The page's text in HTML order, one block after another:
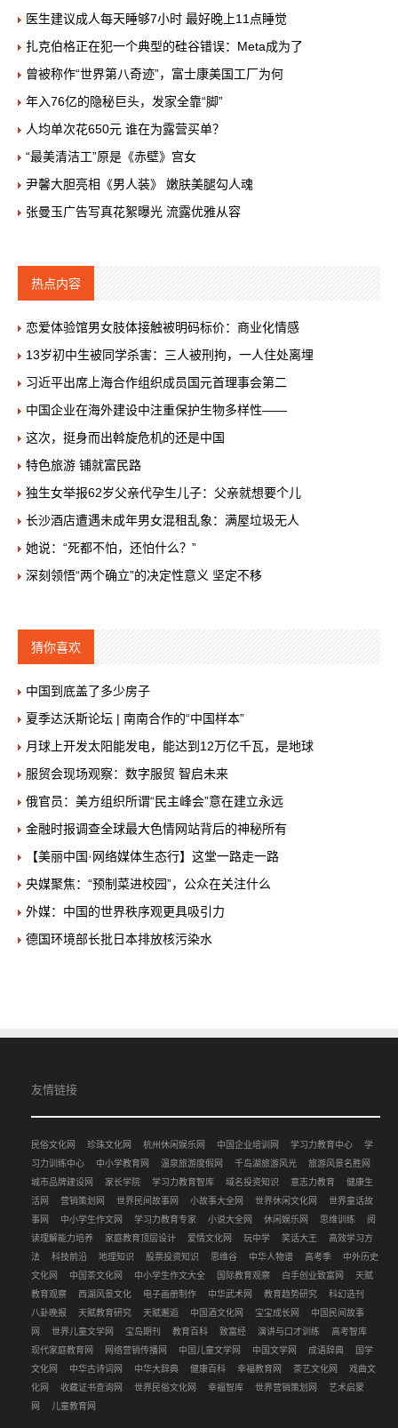
医生建议成人每天睡够7小时 最好晚上11点睡觉
扎克伯格正在犯一个典型的硅谷错误：Meta成为了
曾被称作“世界第八奇迹”，富士康美国工厂为何
年入76亿的隐秘巨头，发家全靠“脚”
人均单次花650元 谁在为露营买单？
“最美清洁工”原是《赤壁》宫女
尹馨大胆亮相《男人装》 嫩肤美腿勾人魂
张曼玉广告写真花絮曝光 流露优雅从容
热点内容
恋爱体验馆男女肢体接触被明码标价：商业化情感
13岁初中生被同学杀害：三人被刑拘，一人住处离埋
习近平出席上海合作组织成员国元首理事会第二
中国企业在海外建设中注重保护生物多样性——
这次，挺身而出斡旋危机的还是中国
特色旅游 铺就富民路
独生女举报62岁父亲代孕生儿子：父亲就想要个儿
长沙酒店遭遇未成年男女混租乱象：满屋垃圾无人
她说：“死都不怕，还怕什么？”
深刻领悟“两个确立”的决定性意义 坚定不移
猜你喜欢
中国到底盖了多少房子
夏季达沃斯论坛 | 南南合作的“中国样本”
月球上开发太阳能发电，能达到12万亿千瓦，是地球
服贸会现场观察：数字服贸 智启未来
俄官员：美方组织所谓“民主峰会”意在建立永远
金融时报调查全球最大色情网站背后的神秘所有
【美丽中国·网络媒体生态行】这堂一路走一路
央媒聚焦：“预制菜进校园”，公众在关注什么
外媒：中国的世界秩序观更具吸引力
德国环境部长批日本排放核污染水
友情链接
民俗文化网 珍珠文化网 杭州休闲娱乐网 中国企业培训网 学习力教育中心
学
习力训练中心
中小学教育网 温泉旅游度假网 千岛湖旅游风光
旅游风景名胜网
城市品牌建设网
家长学院 学习力教育智库 域名投资知识 意志力教育
健康生
活网
营销策划网 世界民间故事网 小故事大全网 世界休闲文化网
世界童话故
事网
中小学生作文网 学习力教育专家 小说大全网 休闲娱乐网 思维训练
阅
读理解能力培养
家庭教育顶层设计 爱情文化网 玩中学 笑话大王
高效学习方
法
科技前沿 地理知识 股票投资知识 思维谷 中华人物谱 高考季
中外历史
文化网
中国茶文化网 中小学生作文大全 国际教育观察 白手创业致富网
天赋
教育观察
西湖风景文化 电子画册制作 中华武术网 教育趋势研究
科幻选刊
八卦晚报
天赋教育研究 天赋邂逅 中国酒文化网 宝宝成长网
中国民间故事
网
世界儿童文学网 宝岛期刊 教育百科 致富经 演讲与口才训练
高考智库
现代家庭教育网
网络营销传播网 中国儿童文学网 中国文学网 成语辞典
国学
文化网
中华古诗词网 中华大辞典 健康百科 幸福教育网 茶艺文化网
戏曲文
化网
收藏证书查询网 世界民俗文化网 幸福智库 世界营销策划网
艺术启蒙
网
儿童教育网